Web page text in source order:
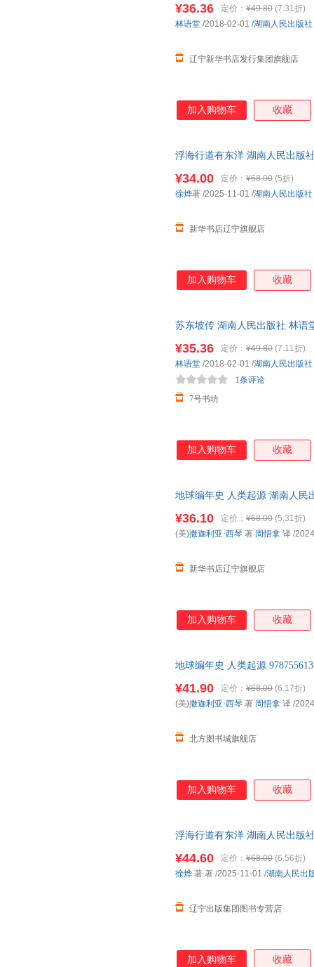
华正茂，不仅是指青春年少，
对社会的纷繁复杂时，既充满
¥36.36 定价： ¥49.80 (7.31折)
辽宁新华书店发行集团旗舰店
林语堂 /2018-02-01 /湖南人民出版社
加入购物车 收藏
浮海行道有东洋 湖南人民出版
¥34.00 定价： ¥68.00 (5折)
新华书店辽宁旗舰店
徐烨著 /2025-11-01 /湖南人民出版社
加入购物车 收藏
苏东坡传 湖南人民出版社 林语
¥35.36 定价： ¥49.80 (7.11折)
7号书坊
1条评论
林语堂 /2018-02-01 /湖南人民出版社
加入购物车 收藏
地球编年史 人类起源 湖南人民
¥36.10 定价： ¥68.00 (5.31折)
新华书店辽宁旗舰店
(美)撒迦利亚·西琴 著 周悟拿 译 /
加入购物车 收藏
地球编年史 人类起源
¥41.90 定价： ¥68.00 (6.17折)
北方图书城旗舰店
(美)撒迦利亚·西琴 著 周悟拿 译 /
加入购物车 收藏
浮海行道有东洋 湖南人民出版
¥44.60 定价： ¥68.00 (6.56折)
辽宁出版集团图书专营店
徐烨 著 著 /2025-11-01 /湖南人民出
加入购物车 收藏